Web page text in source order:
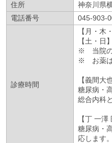
住所
神奈川県
電話番号
045-903-
診療時間
【月・木
【土・日
※ 当院の
※ お薬は
【義間大
糖尿病・
総合内科
【丁 一澤
糖尿病・
応します。